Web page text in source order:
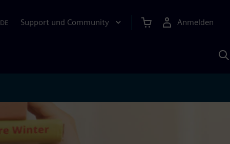
DE Support und Community Anmelden
KI